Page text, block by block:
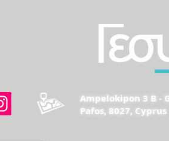
Ampelokipon 3 B -
Pafos, 8027, Cyprus